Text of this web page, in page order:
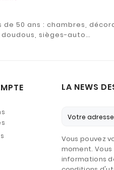
de 50 ans : chambres,
doudous, sièges-auto…
LA NEWS
Vous pouvez
moment.
informations